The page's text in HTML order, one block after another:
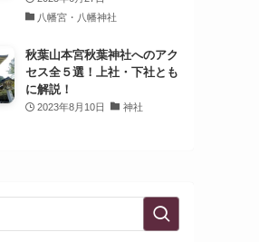
八幡宮・八幡神社
秋葉山本宮秋葉神社へのアク
セス全５選！上社・下社とも
に解説！
2023年8月10日 神社